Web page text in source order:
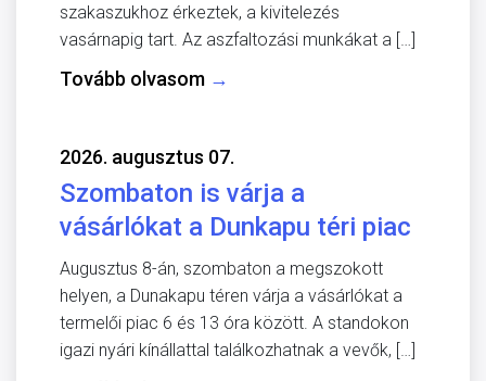
szakaszukhoz érkeztek, a kivitelezés
vasárnapig tart. Az aszfaltozási munkákat a […]
Tovább olvasom →
2026. augusztus 07.
Szombaton is várja a
vásárlókat a Dunkapu téri piac
Augusztus 8-án, szombaton a megszokott
helyen, a Dunakapu téren várja a vásárlókat a
termelői piac 6 és 13 óra között. A standokon
igazi nyári kínállattal találkozhatnak a vevők, […]